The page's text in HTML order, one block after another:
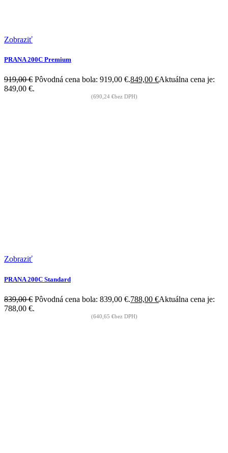
Zobraziť
PRANA 200C Premium
919,00€ Pôvodná cena bola: 919,00 €.849,00 €Aktuálna cena je:
849,00 €.
(690,24 €bez DPH)
Zobraziť
PRANA 200C Standard
839,00€ Pôvodná cena bola: 839,00 €.788,00 €Aktuálna cena je:
788,00 €.
(640,65 €bez DPH)